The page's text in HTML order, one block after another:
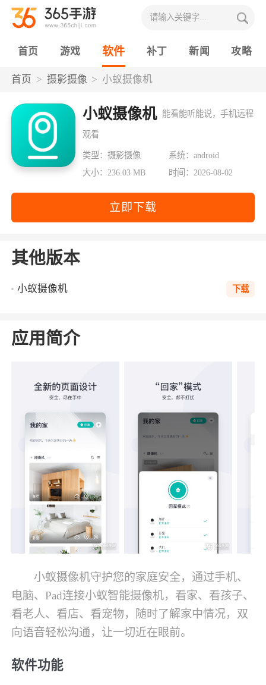
首页 游戏 软件 补丁 新闻 攻略
首页 摄影摄像 小蚁摄像机
小蚁摄像机 能看能听能说，手机远程
观看
类型：摄影摄像
系统：android
大小：236.03 MB
时间：2026-08-02
立即下载
其他版本
小蚁摄像机 下载
应用简介
小蚁摄像机守护您的家庭安全，通过手机、
电脑、Pad连接小蚁智能摄像机，看家、看孩子、
看老人、看店、看宠物，随时了解家中情况，双
向语音轻松沟通，让一切近在眼前。
软件功能